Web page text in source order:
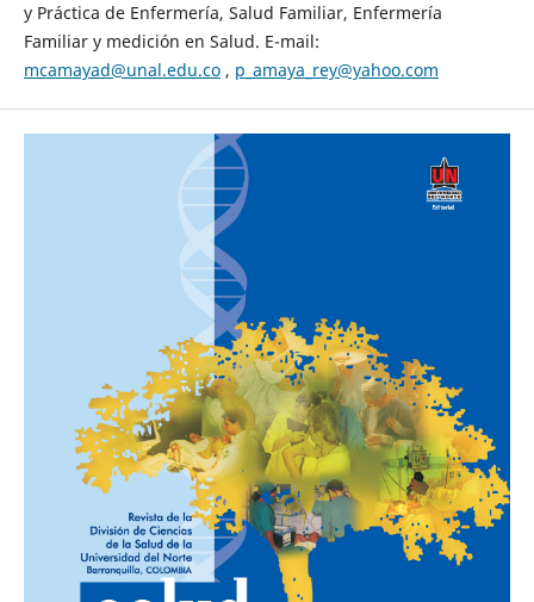
y Práctica de Enfermería, Salud Familiar, Enfermería
Familiar y medición en Salud. E-mail:
mcamayad@unal.edu.co, p_amaya_rey@yahoo.com